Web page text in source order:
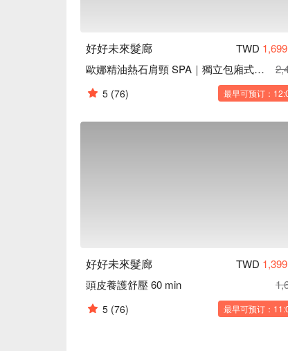
好好未來髮廊 TWD 1,699
歐娜精油熱石肩頸 SPA｜獨立包廂式｜含按摩椅課程
5 (76) 最早可预订：
好好未來髮廊 TWD 1,399
頭皮養護舒壓 60 min
5 (76) 最早可预订：